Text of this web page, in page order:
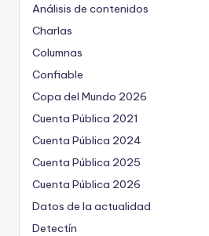
Análisis de contenidos
Charlas
Columnas
Confiable
Copa del Mundo 2026
Cuenta Pública 2021
Cuenta Pública 2024
Cuenta Pública 2025
Cuenta Pública 2026
Datos de la actualidad
Detectín